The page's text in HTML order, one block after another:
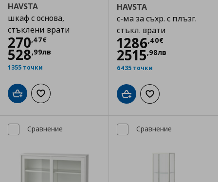
HAVSTA
шкаф с основа,
стъклени врати
270,47€
Цена
528,99лв
1355 точки
Добави в кошницата
Добави към списъка с любими
HAVSTA
с-ма за съхр. с плъзг.
стъкл. врати
1286,40€
Цена1286,40 €
2515,98лв
6435 точки
Добави в кошницата
Добави към
Сравнение Сравнение